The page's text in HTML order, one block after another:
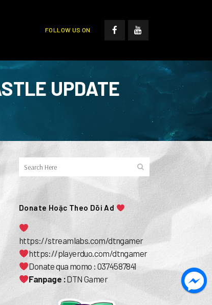
FOLLOW US ON
UPDATE
Donate Hoặc Theo Dõi Ad
https://streamlabs.com/dtngamer
https://playerduo.com/dtngamer
Donate qua momo : 0374587841
Fanpage :DTN Gamer